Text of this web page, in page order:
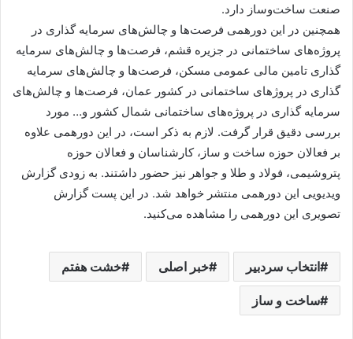
صنعت ساخت‌وساز دارد.
همچنین در این دورهمی فرصت‌ها و چالش‌های‌ سرمایه گذاری در
پروژه‌های ساختمانی در جزیره قشم، فرصت‌ها و چالش‌های سرمایه
گذاری تامین مالی عمومی مسکن، فرصت‌ها و چالش‌های سرمایه
گذاری در پروژ‌های ساختمانی در کشور عمان، فرصت‌ها و چالش‌های
سرمایه گذاری در پروژه‌های ساختمانی شمال کشور و… مورد
بررسی دقیق قرار گرفت. لازم به ذکر است، در این دورهمی علاوه
بر فعالان حوزه ساخت و ساز، کارشناسان و فعالان حوزه
پتروشیمی، فولاد و طلا و جواهر نیز حضور داشتند. به زودی گزارش
ویدیویی این دورهمی منتشر خواهد شد. در این پست گزارش
تصویری این دورهمی را مشاهده می‌‌کنید.
انتخاب سردبیر خبر اصلی خشت هفتم
ساخت و ساز